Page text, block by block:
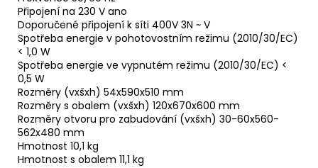
Připojení na 230 V ano
Doporučené připojení k síti 400V 3N ~ V
Spotřeba energie v pohotovostním režimu (2010/30/EC)
< 1,0 W
Spotřeba energie ve vypnutém režimu (2010/30/EC) <
0,5 W
Rozměry (vxšxh) 54x590x510 mm
Rozměry s obalem (vxšxh) 120x670x600 mm
Rozměry otvoru pro zabudování (vxšxh) 30-60x560-
562x480 mm
Hmotnost 10,1 kg
Hmotnost s obalem 11,1 kg